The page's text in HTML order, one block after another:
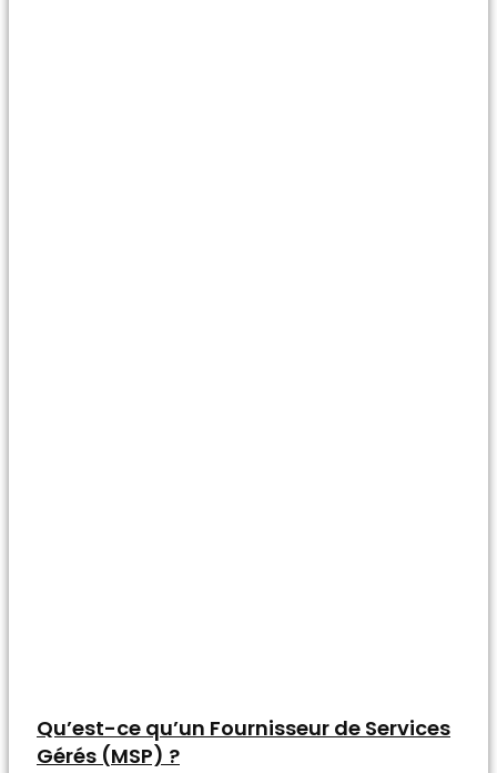
Qu’est-ce qu’un Fournisseur de Services
Gérés (MSP) ?